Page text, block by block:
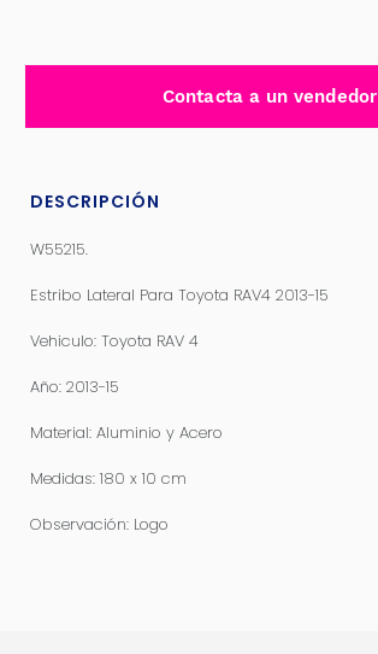
Contacta a un vendedor
DESCRIPCIÓN
W55215.
Estribo Lateral Para Toyota RAV4 2013-15
Vehiculo: Toyota RAV 4
Año: 2013-15
Material: Aluminio y Acero
Medidas: 180 x 10 cm
Observación: Logo